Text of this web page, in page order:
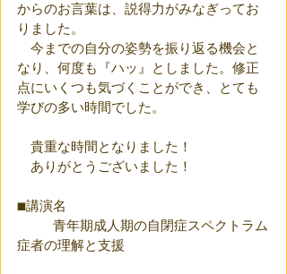
からのお言葉は、説得力がみなぎってお
りました。
今までの自分の姿勢を振り返る機会と
なり、何度も『ハッ』としました。修正
点にいくつも気づくことができ、とても
学びの多い時間でした。
貴重な時間となりました！
ありがとうございました！
■講演名
症者の理解と支援